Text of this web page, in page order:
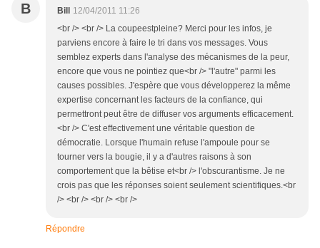
B Bill
12/04/2011 11:26
<br /> <br /> La coupeestpleine? Merci pour les infos, je
parviens encore à faire le tri dans vos messages. Vous
semblez experts dans l'analyse des mécanismes de la peur,
encore que vous ne pointiez que<br /> "l'autre" parmi les
causes possibles. J'espère que vous développerez la même
expertise concernant les facteurs de la confiance, qui
permettront peut être de diffuser vos arguments efficacement.
<br /> C'est effectivement une véritable question de
démocratie. Lorsque l'humain refuse l'ampoule pour se
tourner vers la bougie, il y a d'autres raisons à son
comportement que la bêtise et<br /> l'obscurantisme. Je ne
crois pas que les réponses soient seulement scientifiques.<br
/> <br /> <br /> <br />
Répondre